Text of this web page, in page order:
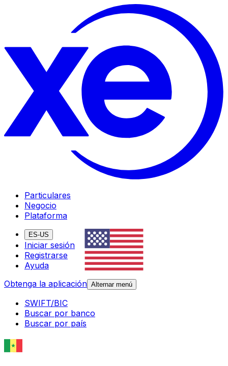
Particulares
Negocio
Plataforma
ES-US
Iniciar sesión
Registrarse
Ayuda
Obtenga la aplicación Alternar menú
SWIFT/BIC
Buscar por banco
Buscar por país